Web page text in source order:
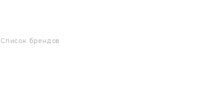
Список брендов